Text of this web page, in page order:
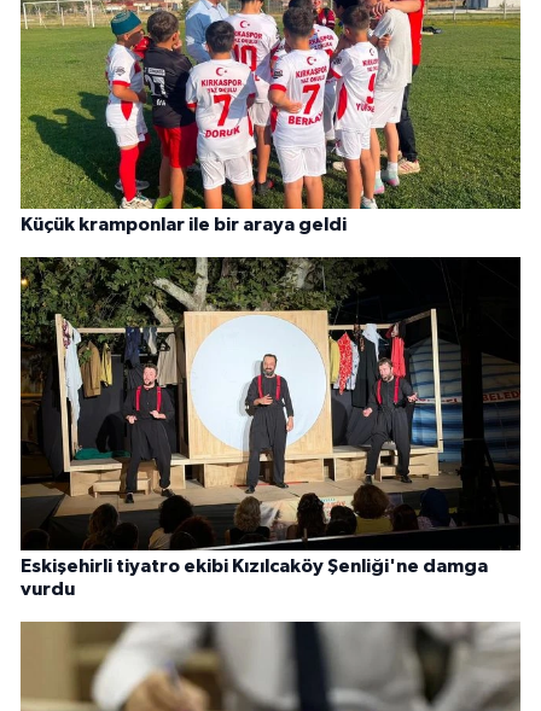
Küçük kramponlar ile bir araya geldi
Eskişehirli tiyatro ekibi Kızılcaköy Şenliği'ne damga
vurdu